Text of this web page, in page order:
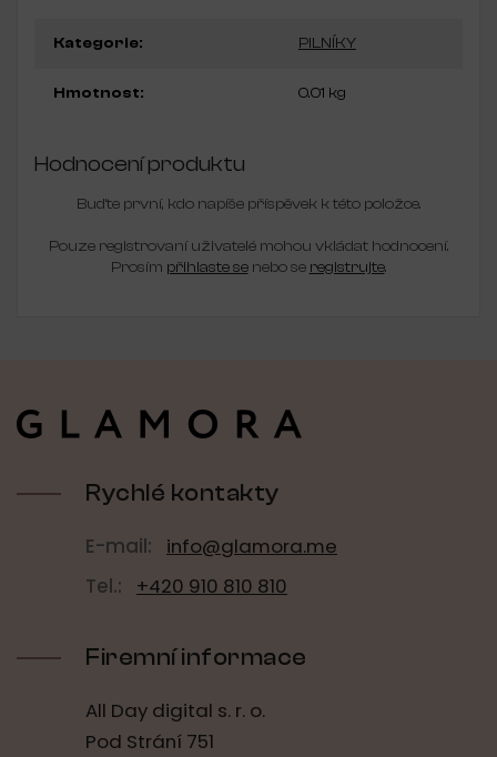
Kategorie: PILNÍKY
Hmotnost: 0.01 kg
Hodnocení produktu
Buďte první, kdo napíše příspěvek k této položce.
Pouze registrovaní uživatelé mohou vkládat hodnocení.
Prosím přihlaste senebo se registrujte.
Rychlé kontakty
E-mail:
info@glamora.me
Tel.:
+420 910 810 810
Firemní informace
All Day digital s. r. o.
Pod Strání 751